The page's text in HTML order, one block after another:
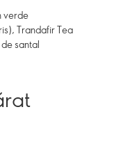
verde
Trandafir Tea
santal